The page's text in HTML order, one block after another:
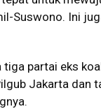
Suswono. Ini
tiga partai eks
Jakarta dan